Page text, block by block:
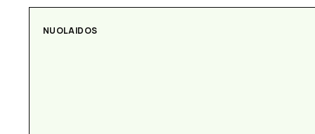
AKSESUARAI